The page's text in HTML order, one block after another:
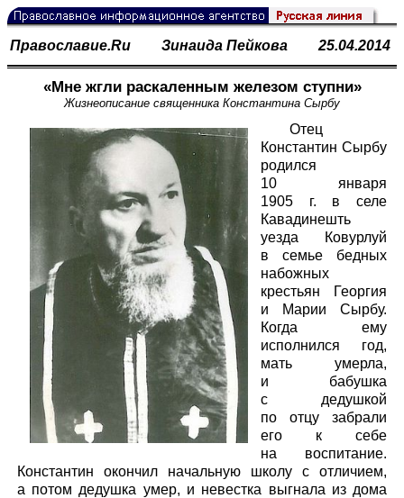
Православие.Ru Зинаида Пейкова 25.04.2014
«Мне жгли раскаленным железом ступни»
Жизнеописание священника Константина Сырбу
Отец
Константин Сырбу
родился
10 января
1905 г. в селе
Кавадинешть
уезда Ковурлуй
в семье бедных
набожных
крестьян Георгия
и Марии Сырбу.
Когда ему
исполнился год,
мать умерла,
и бабушка
с дедушкой
по отцу забрали
его к себе
на воспитание.
Константин окончил начальную школу с отличием,
а потом дедушка умер, и невестка выгнала из дома